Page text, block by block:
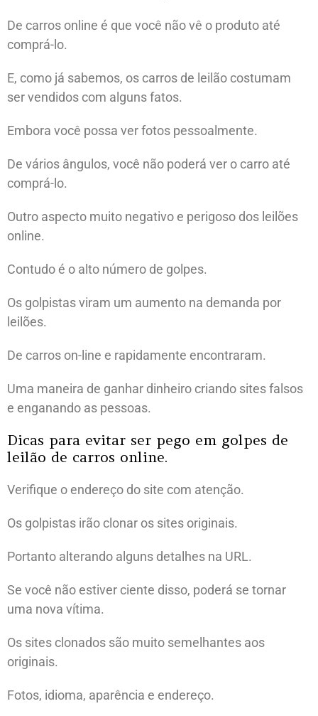
De carros online é que você não vê o produto até
comprá-lo.
E, como já sabemos, os carros de leilão costumam
ser vendidos com alguns fatos.
Embora você possa ver fotos pessoalmente.
De vários ângulos, você não poderá ver o carro até
comprá-lo.
Outro aspecto muito negativo e perigoso dos leilões
online.
Contudo é o alto número de golpes.
Os golpistas viram um aumento na demanda por
leilões.
De carros on-line e rapidamente encontraram.
Uma maneira de ganhar dinheiro criando sites falsos
e enganando as pessoas.
Dicas para evitar ser pego em golpes de
leilão de carros online.
Verifique o endereço do site com atenção.
Os golpistas irão clonar os sites originais.
Portanto alterando alguns detalhes na URL.
Se você não estiver ciente disso, poderá se tornar
uma nova vítima.
Os sites clonados são muito semelhantes aos
originais.
Fotos, idioma, aparência e endereço.